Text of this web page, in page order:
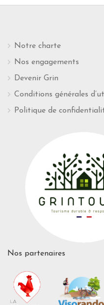
Notre charte
Nos engagements
Devenir Grin
Conditions générales
Politique de
Nos partenaires